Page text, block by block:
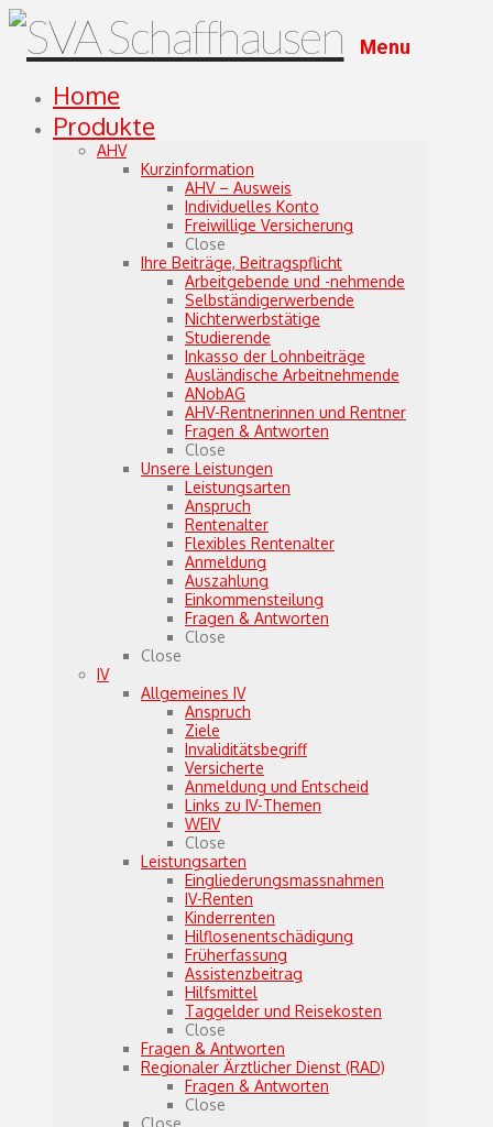
Menu
Home
Produkte
AHV
Kurzinformation
AHV – Ausweis
Individuelles Konto
Freiwillige Versicherung
Close
Ihre Beiträge, Beitragspflicht
Arbeitgebende und -nehmende
Selbständigerwerbende
Nichterwerbstätige
Studierende
Inkasso der Lohnbeiträge
Ausländische Arbeitnehmende
ANobAG
AHV-Rentnerinnen und Rentner
Fragen & Antworten
Close
Unsere Leistungen
Leistungsarten
Anspruch
Rentenalter
Flexibles Rentenalter
Anmeldung
Auszahlung
Einkommensteilung
Fragen & Antworten
Close
Close
IV
Allgemeines IV
Anspruch
Ziele
Invaliditätsbegriff
Versicherte
Anmeldung und Entscheid
Links zu IV-Themen
WEIV
Close
Leistungsarten
Eingliederungsmassnahmen
IV-Renten
Kinderrenten
Hilflosenentschädigung
Früherfassung
Assistenzbeitrag
Hilfsmittel
Taggelder und Reisekosten
Close
Fragen & Antworten
Regionaler Ärztlicher Dienst (RAD)
Fragen & Antworten
Close
Close